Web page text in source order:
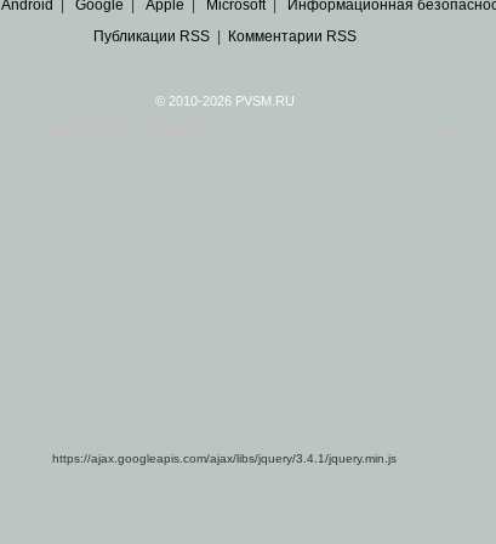
Android Google Apple Microsoft| Информационная
Публикации RSS| Комментарии RSS
© 2010-2026 PVSM.RU
https://ajax.googleapis.com/ajax/libs/jquery/3.4.1/jquery.min.js